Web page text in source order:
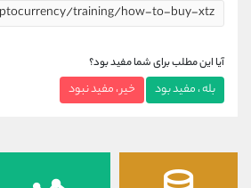
آیا این مطلب برای شما مفید بود؟
بله ، مفید بود خیر ، مفید نبود